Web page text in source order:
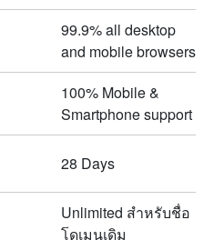
99.9% all desktop
and mobile browsers
100% Mobile &
Smartphone support
28 Days
Unlimited สำหรับชื่อ
โดเมนเดิม